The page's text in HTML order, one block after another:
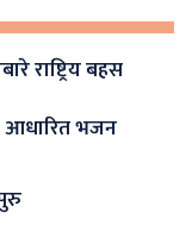
राष्ट्रिय बहस
आधारित भजन